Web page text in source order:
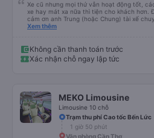
Xe cũ nhưng mọi thứ vẫn hoạt động tốt,
xe hay mát xa nữa thì tiện cho khách hơn. Đặc biệt, mình xin chân thành
cảm ơn anh Trung (hoặc Chung) tài xế
đã nhiệt tình giúp đỡ mình nhận lại điện
đồ của mình được đựng trong hộp, bọc kĩ,
hoàng. Rất cảm kích điều này.
Xem thêm
Không cần thanh toán trước
Xác nhận chỗ ngay lập tức
MEKO Limousine
Limousine 10 chỗ
Trạm thu phí Cao tốc Bến Lức
1 giờ 50 phút
Văn phòng Cần Thơ